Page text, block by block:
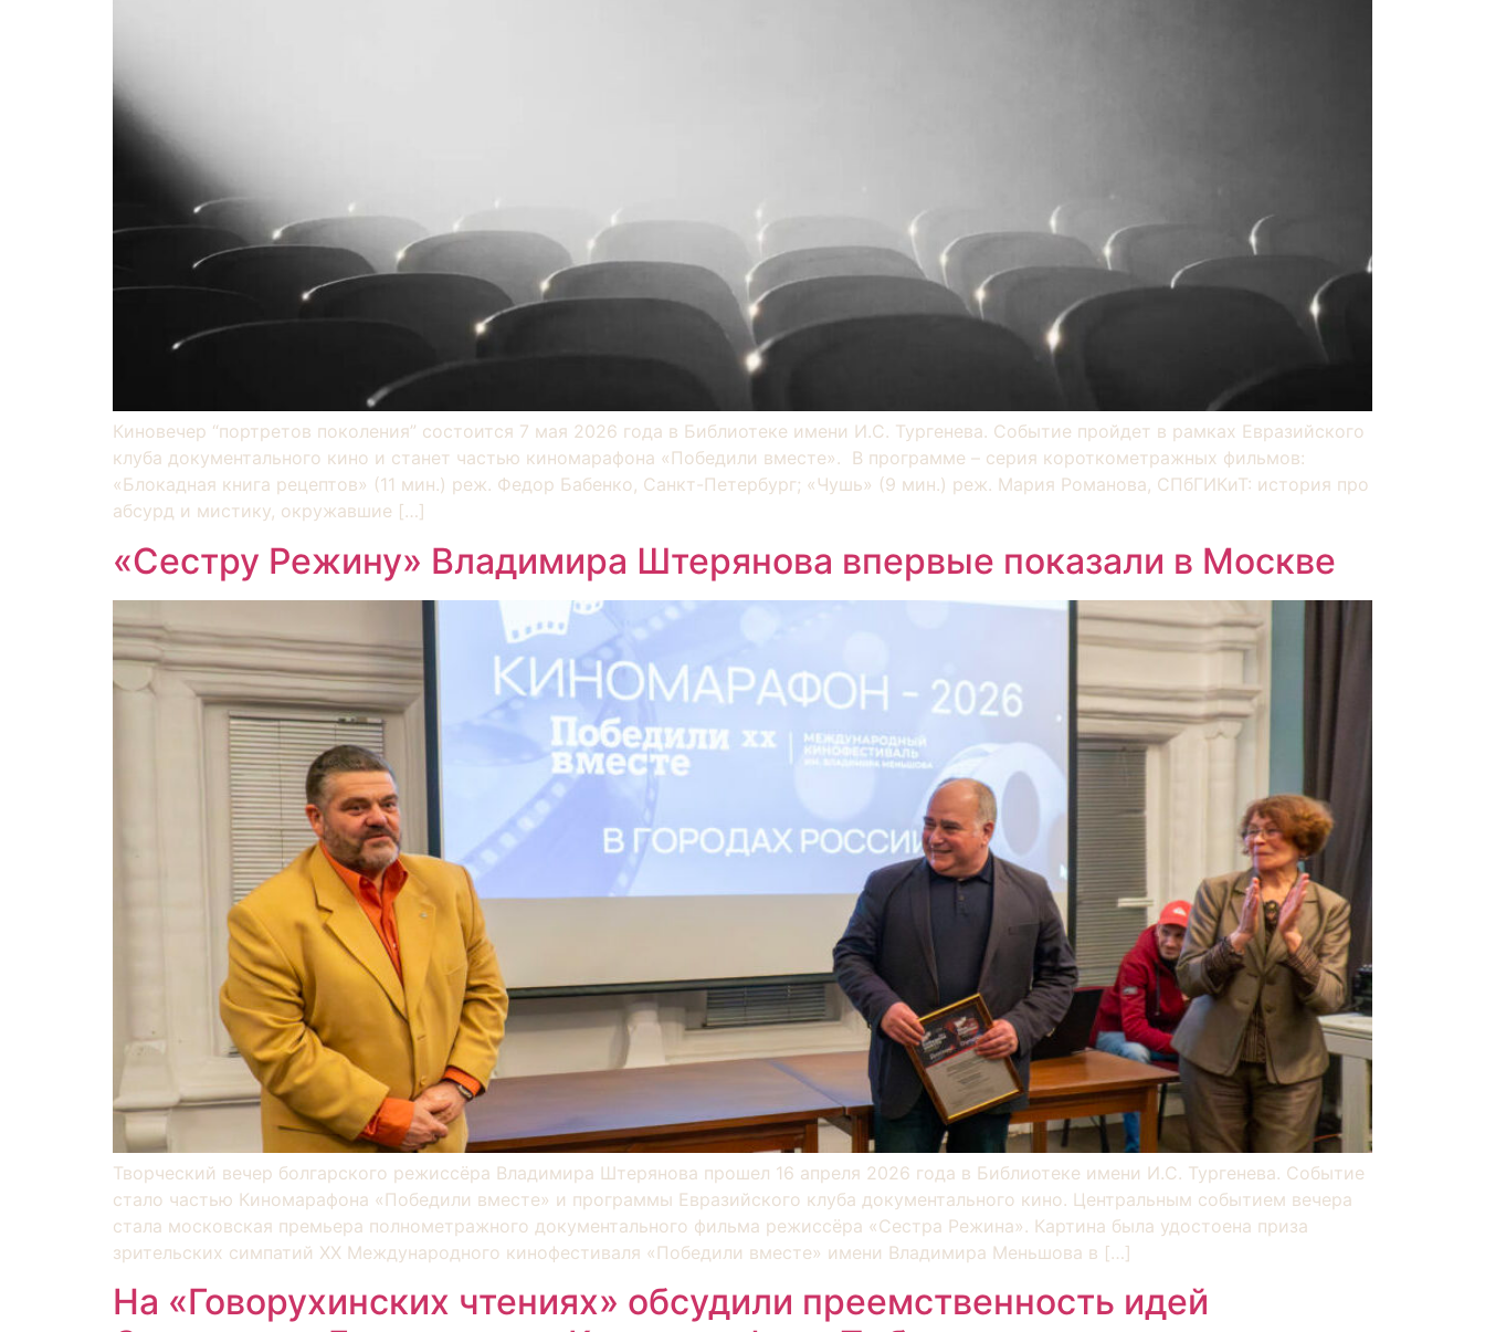
Киновечер “портретов поколения” состоится 7 мая 2026 года в Библиотеке имени И.С. Тургенева. Событие пройдет в рамках Евразийского
клуба документального кино и станет частью киномарафона «Победили вместе». В программе – серия короткометражных фильмов:
«Блокадная книга рецептов» (11 мин.) реж. Федор Бабенко, Санкт-Петербург; «Чушь» (9 мин.) реж. Мария Романова, СПбГИКиТ: история про
абсурд и мистику, окружавшие […]
«Сестру Режину» Владимира Штерянова впервые показали в Москве
Творческий вечер болгарского режиссёра Владимира Штерянова прошел 16 апреля 2026 года в Библиотеке имени И.С. Тургенева. Событие
стало частью Киномарафона «Победили вместе» и программы Евразийского клуба документального кино. Центральным событием вечера
стала московская премьера полнометражного документального фильма режиссёра «Сестра Режина». Картина была удостоена приза
зрительских симпатий XX Международного кинофестиваля «Победили вместе» имени Владимира Меньшова в […]
На «Говорухинских чтениях» обсудили преемственность идей